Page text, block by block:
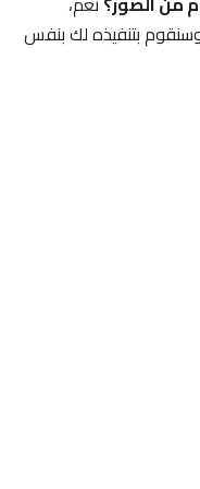
بتنفيذه لك بنفس